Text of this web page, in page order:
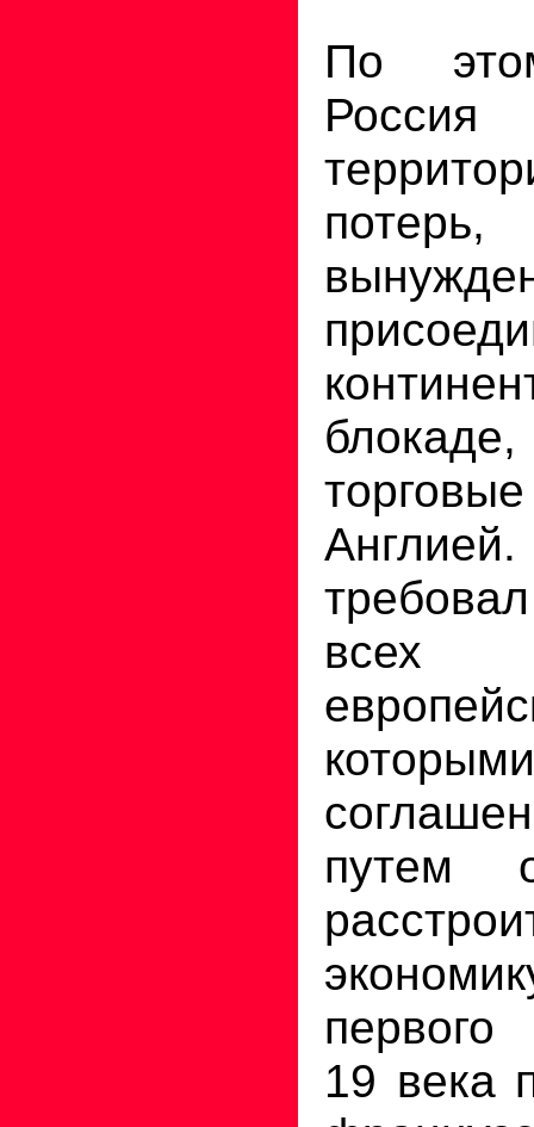
По
всех
путем
19 века